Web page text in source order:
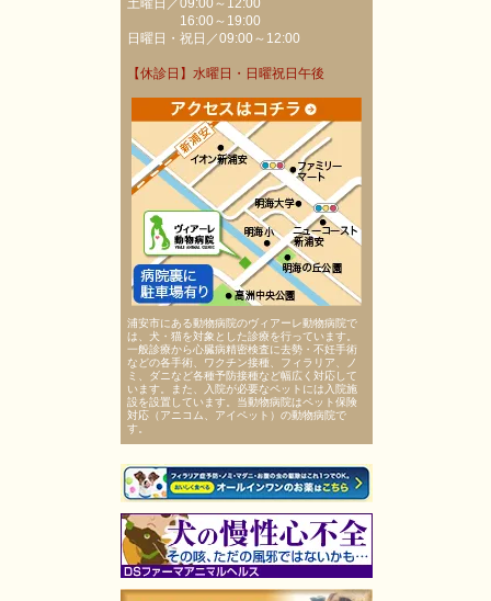
16:00～19:00
日曜日・祝日／09:00～12:00
【休診日】水曜日・日曜祝日午後
浦安市にある動物病院のヴィアーレ動物病院で
は、犬・猫を対象とした診療を行っています。
一般診療から心臓病精密検査に去勢・不妊手術
などの各手術、ワクチン接種、フィラリア、ノ
ミ、ダニなど各種予防接種など幅広く対応して
います。また、入院が必要なペットには入院施
設を設置しています。当動物病院はペット保険
対応（アニコム、アイペット）の動物病院で
す。